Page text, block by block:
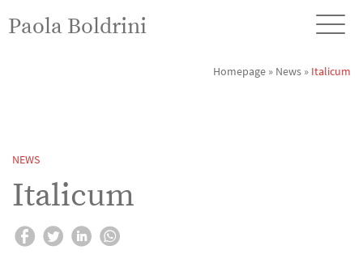
Paola Boldrini
Homepage » News » Italicum
NEWS
Italicum